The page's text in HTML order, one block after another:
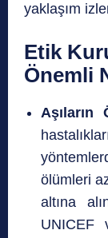
yaklaşım
Etik
Önemli
ölümleri
altına
UNICEF